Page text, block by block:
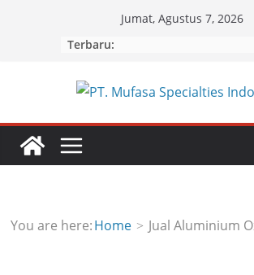
Jumat, Agustus 7, 2026
Terbaru:
You are here:Home Jual Aluminium